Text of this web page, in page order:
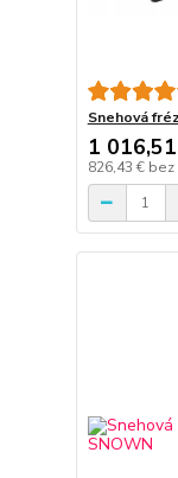
Snehová
1
826,43 € bez